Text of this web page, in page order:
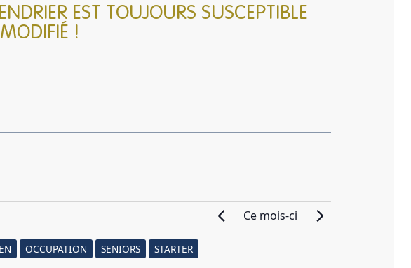
EST TOUJOURS SUSCEPTIBLE
MODIFIÉ !
Ce mois-ci
OCCUPATION SENIORS STARTER